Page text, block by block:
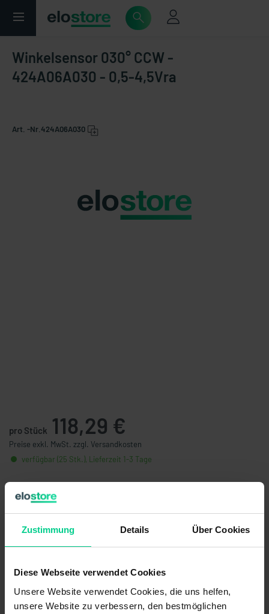
Zustimmung Details Über Cookies
Diese Webseite verwendet Cookies
Unsere Website verwendet Cookies, die uns helfen,
unsere Website zu verbessern, den bestmöglichen
Winkelsensor 030° CCW -
424A06A030 - 0,5-4,5Vra
Art. -Nr. 424A06A030
pro Stück 118,29 €
Preise exkl. MwSt. zzgl. Versandkosten
verfügbar (25 Stk.), Lieferzeit 1-3 Tage
Stückzahl
ab 5 Stk. 112,38 €
- 5 %
ab 10 Stk.
103,95 €
- 12 %
ab 100 Stk.
75,78 €
In den Warenkorb